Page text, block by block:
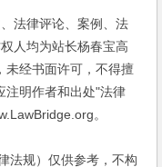
法律评论、案例、法
人均为站长杨春宝高
未经书面许可，不得擅
注明作者和出处"法律
。
规）仅供参考，不构